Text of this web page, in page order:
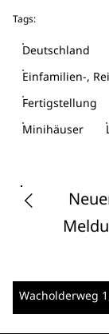
Tags:
Deutschland
Einfamilien-,
Fertigstellung
Minihäuser
Wacholderweg 1